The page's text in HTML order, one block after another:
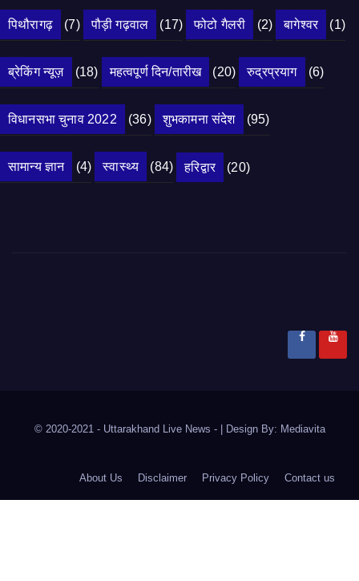
पिथौरागढ़ (7) पौड़ी गढ़वाल (17) फोटो गैलरी (2) बागेश्वर (1)
ब्रेकिंग न्यूज़ (18) महत्वपूर्ण दिन/तारीख (20) रुद्रप्रयाग (6)
विधानसभा चुनाव 2022 (36) शुभकामना संदेश (95)
सामान्य ज्ञान (4) स्वास्थ्य (84) हरिद्वार (20)
© 2020-2021 - Uttarakhand Live News - Design By: Mediavita
About Us Disclaimer Privacy Policy Contact us